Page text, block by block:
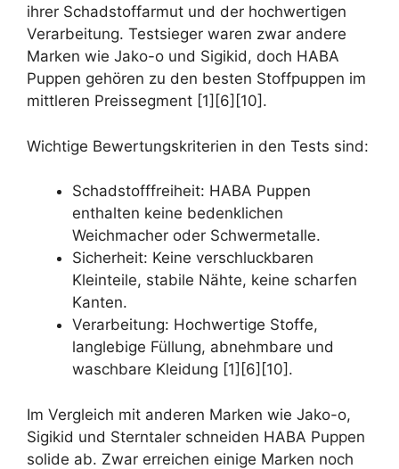
ihrer Schadstoffarmut und der hochwertigen
Verarbeitung. Testsieger waren zwar andere
Marken wie Jako-o und Sigikid, doch HABA
Puppen gehören zu den besten Stoffpuppen im
mittleren Preissegment [1][6][10].
Wichtige Bewertungskriterien in den Tests sind:
Schadstofffreiheit: HABA Puppen
enthalten keine bedenklichen
Weichmacher oder Schwermetalle.
Sicherheit: Keine verschluckbaren
Kleinteile, stabile Nähte, keine scharfen
Kanten.
Verarbeitung: Hochwertige Stoffe,
langlebige Füllung, abnehmbare und
waschbare Kleidung [1][6][10].
Im Vergleich mit anderen Marken wie Jako-o,
Sigikid und Sterntaler schneiden HABA Puppen
solide ab. Zwar erreichen einige Marken noch